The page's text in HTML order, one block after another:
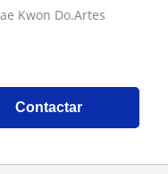
Kwon Do.Artes
Contactar